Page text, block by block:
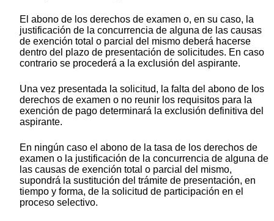
El abono de los derechos de examen o, en su caso, la
justificación de la concurrencia de alguna de las causas
de exención total o parcial del mismo deberá hacerse
dentro del plazo de presentación de solicitudes. En caso
contrario se procederá a la exclusión del aspirante.
Una vez presentada la solicitud, la falta del abono de los
derechos de examen o no reunir los requisitos para la
exención de pago determinará la exclusión definitiva del
aspirante.
En ningún caso el abono de la tasa de los derechos de
examen o la justificación de la concurrencia de alguna de
las causas de exención total o parcial del mismo,
supondrá la sustitución del trámite de presentación, en
tiempo y forma, de la solicitud de participación en el
proceso selectivo.